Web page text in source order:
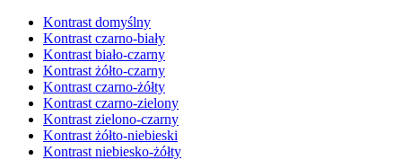
Kontrast domyślny
Kontrast czarno-biały
Kontrast biało-czarny
Kontrast żółto-czarny
Kontrast czarno-żółty
Kontrast czarno-zielony
Kontrast zielono-czarny
Kontrast żółto-niebieski
Kontrast niebiesko-żółty